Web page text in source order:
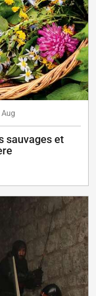
Aug
sauvages et